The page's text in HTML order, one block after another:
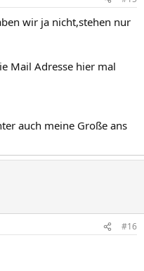
wir ja nicht,stehen nur
Mail Adresse hier mal
auch meine Große ans
#16